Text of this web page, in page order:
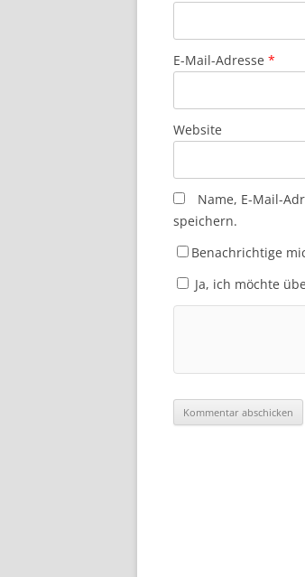
E-Mail-Adresse *
Website
Name, E-Mail-
speichern.
Benachrichtige
Ja, ich möchte